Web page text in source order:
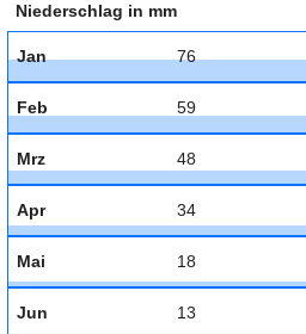
Niederschlag in mm
Jan 76
Feb 59
Mrz 48
Apr 34
Mai 18
Jun 13